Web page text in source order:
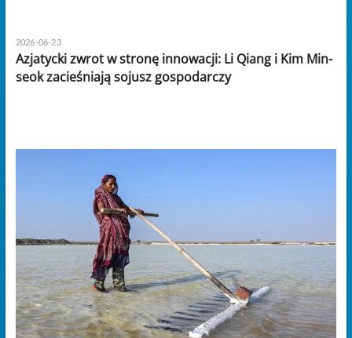
2026-06-23
Azjatycki zwrot w stronę innowacji: Li Qiang i Kim Min-
seok zacieśniają sojusz gospodarczy